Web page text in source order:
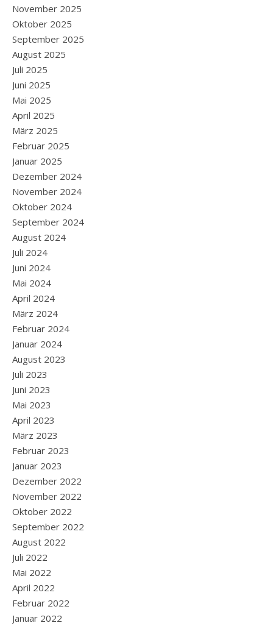
November 2025
Oktober 2025
September 2025
August 2025
Juli 2025
Juni 2025
Mai 2025
April 2025
März 2025
Februar 2025
Januar 2025
Dezember 2024
November 2024
Oktober 2024
September 2024
August 2024
Juli 2024
Juni 2024
Mai 2024
April 2024
März 2024
Februar 2024
Januar 2024
August 2023
Juli 2023
Juni 2023
Mai 2023
April 2023
März 2023
Februar 2023
Januar 2023
Dezember 2022
November 2022
Oktober 2022
September 2022
August 2022
Juli 2022
Mai 2022
April 2022
Februar 2022
Januar 2022